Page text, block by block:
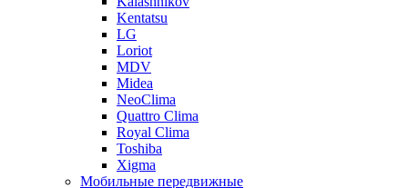
Kentatsu
LG
Loriot
MDV
Midea
NeoClima
Quattro Clima
Royal Clima
Toshiba
Xigma
Мобильные передвижные